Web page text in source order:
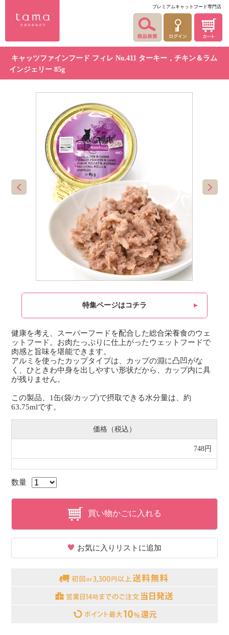
プレミアムキャットフード専門店
キャッツファインフード フィレ No.411 ターキー，チキン＆ラム
インジェリー 85g
特集ページはコチラ
健康を考え、スーパーフードを配合した総合栄養食のウェ
ットフード。お肉たっぷりに仕上がったウェットフードで
肉感と旨味を堪能できます。
アルミを使ったカップタイプは、カップの淵に凸凹がな
く、ひときわ中身を出しやすい形状だから、カップ内に具
が残りません。
この製品、1缶(袋/カップ)で摂取できる水分量は、約
63.75mlです。
価格（税込）
748円
数量
買い物かごに入れる
お気に入りリストに追加